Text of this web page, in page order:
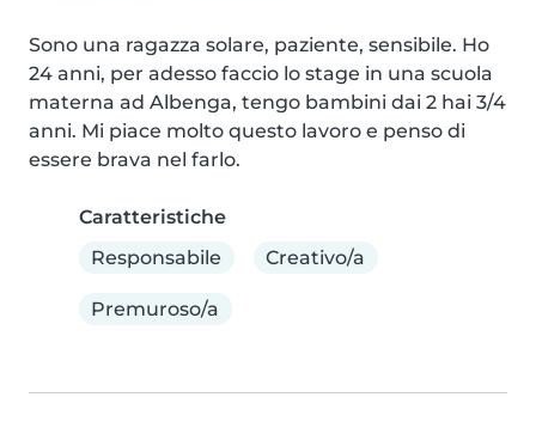
Sono una ragazza solare, paziente, sensibile. Ho
24 anni, per adesso faccio lo stage in una scuola
materna ad Albenga, tengo bambini dai 2 hai 3/4
anni. Mi piace molto questo lavoro e penso di
essere brava nel farlo.
Caratteristiche
Responsabile
Creativo/a
Premuroso/a